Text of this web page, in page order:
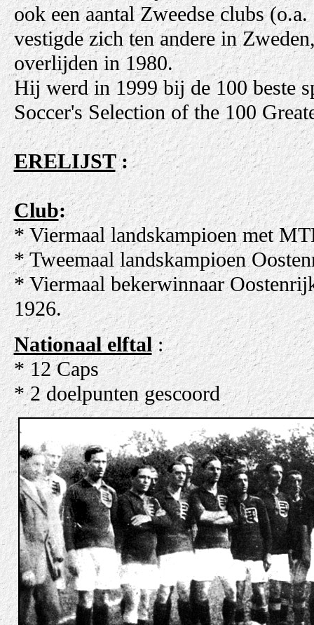
ook een aantal Zweedse clubs
vestigde zich ten andere in
overlijden in 1980.
Hij werd in 1999 bij de 100 beste
Soccer's Selection of the 100
ERELIJST:
Club:
* Viermaal landskampioen met
* Tweemaal landskampioen
* Viermaal bekerwinnaar
1926.
Nationaal elftal :
* 12 Caps
* 2 doelpunten gescoord